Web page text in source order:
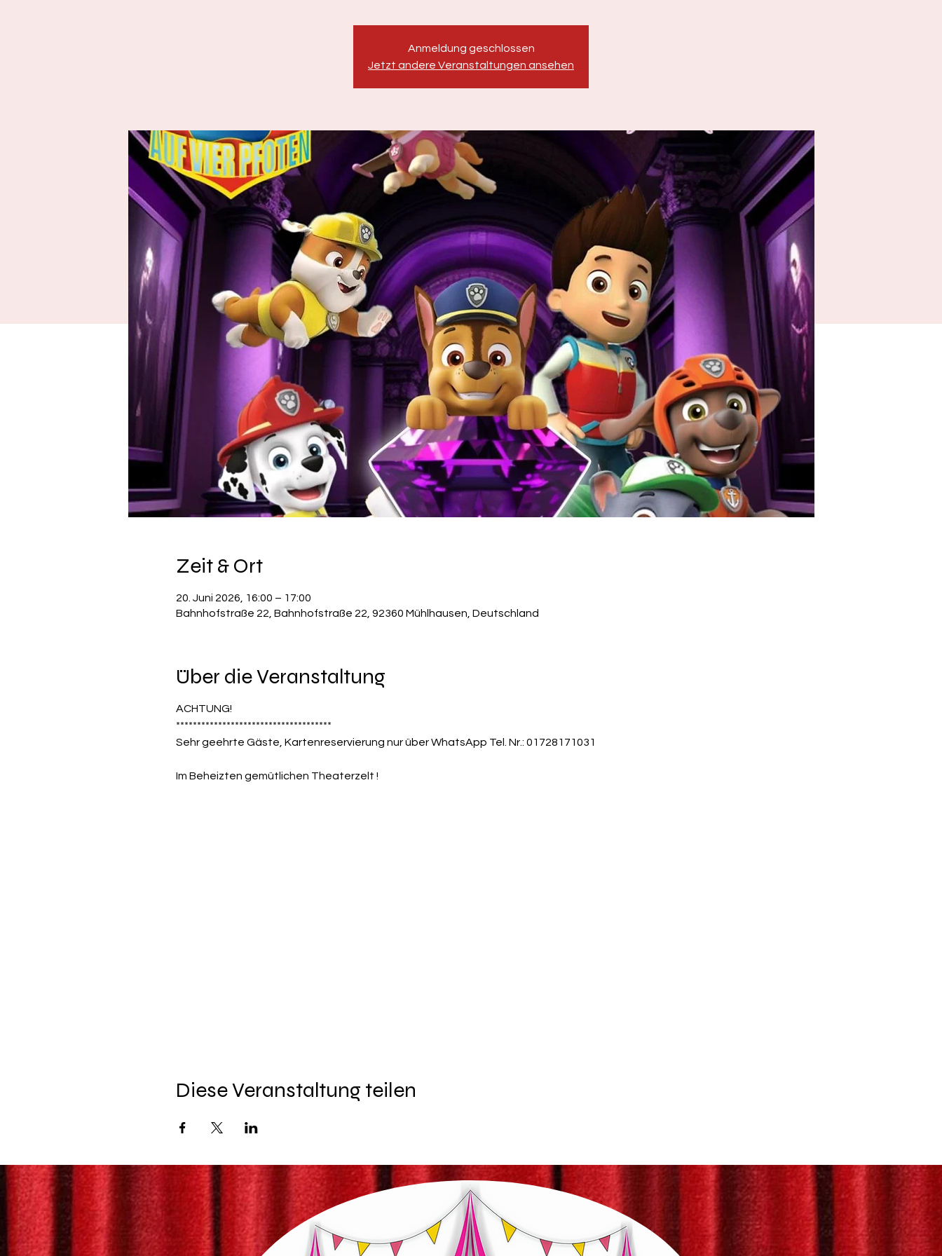
Anmeldung geschlossen
Jetzt andere Veranstaltungen ansehen
Zeit & Ort
20. Juni 2026, 16:00 – 17:00
Bahnhofstraße 22, Bahnhofstraße 22, 92360 Mühlhausen, Deutschland
Über die Veranstaltung
ACHTUNG!
*************************************
Sehr geehrte Gäste, Kartenreservierung nur über WhatsApp Tel. Nr.: 01728171031
Im Beheizten gemütlichen Theaterzelt !
Diese Veranstaltung teilen